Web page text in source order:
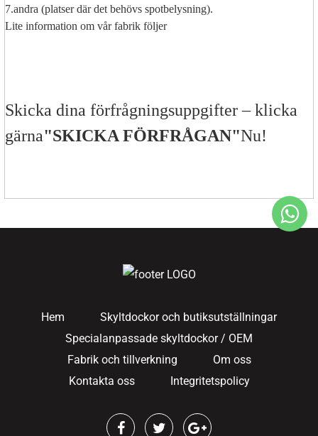
7.andra (platser där det behövs spotbelysning).
Lite information om vår fabrik följer
Skicka dina förfrågningsuppgifter – klicka
gärna"SKICKA FÖRFRÅGAN"Nu!
Hem
Skyltdockor och butiksutställningar
Specialanpassade skyltdockor / OEM
Fabrik och tillverkning
Om oss
Kontakta oss
Integritetspolicy